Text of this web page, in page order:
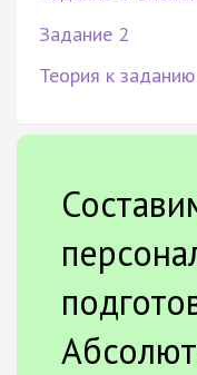
Задание 2
Теория к